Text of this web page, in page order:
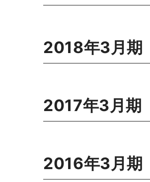
2018年3月期
2017年3月期
2016年3月期